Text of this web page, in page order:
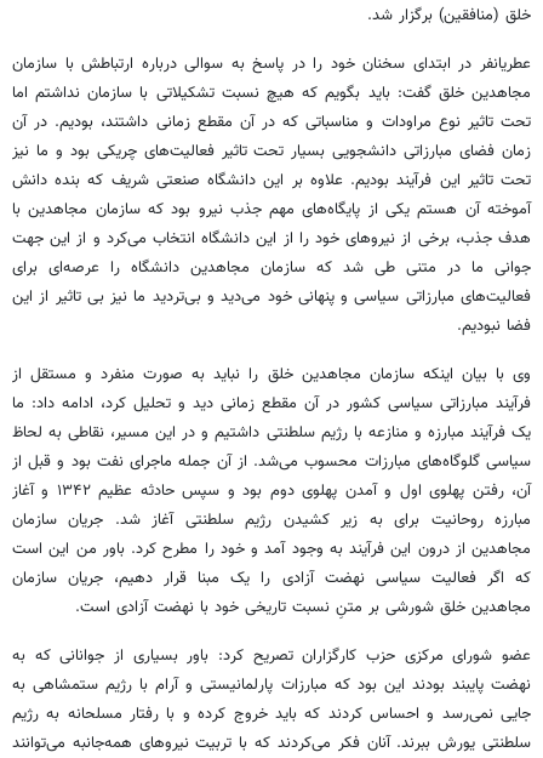
خلق (منافقین) برگزار شد.
عطریانفر در ابتدای سخنان خود را در پاسخ به سوالی درباره ارتباطش با سازمان
مجاهدین خلق گفت: باید بگویم که هیچ نسبت تشکیلاتی با سازمان نداشتم اما
تحت تاثیر نوع مراودات و مناسباتی که در آن مقطع زمانی داشتند، بودیم. در آن
زمان فضای مبارزاتی دانشجویی بسیار تحت تاثیر فعالیت‌های چریکی بود و ما نیز
تحت تاثیر این فرآیند بودیم. علاوه بر این دانشگاه صنعتی شریف که بنده دانش
آموخته آن هستم یکی از پایگاه‌های مهم جذب نیرو بود که سازمان مجاهدین با
هدف جذب، برخی از نیروهای خود را از این دانشگاه انتخاب می‌کرد و از این جهت
جوانی ما در متنی طی شد که سازمان مجاهدین دانشگاه را عرصه‌ای برای
فعالیت‌های مبارزاتی سیاسی و پنهانی خود می‌دید و بی‌تردید ما نیز بی تاثیر از این
فضا نبودیم.
وی با بیان اینکه سازمان مجاهدین خلق را نباید به صورت منفرد و مستقل از
فرآیند مبارزاتی سیاسی کشور در آن مقطع زمانی دید و تحلیل کرد، ادامه داد: ما
یک فرآیند مبارزه و منازعه با رژیم سلطنتی داشتیم و در این مسیر، نقاطی به لحاظ
سیاسی گلوگاه‌های مبارزات محسوب می‌شد. از آن جمله ماجرای نفت بود و قبل از
آن، رفتن پهلوی اول و آمدن پهلوی دوم بود و سپس حادثه عظیم ۱۳۴۲ و آغاز
مبارزه روحانیت برای به زیر کشیدن رژیم سلطنتی آغاز شد. جریان سازمان
مجاهدین از درون این فرآیند به وجود آمد و خود را مطرح کرد. باور من این است
که اگر فعالیت سیاسی نهضت آزادی را یک مبنا قرار دهیم، جریان سازمان
مجاهدین خلق شورشی بر متنِ نسبت تاریخی خود با نهضت آزادی است.
عضو شورای مرکزی حزب کارگزاران تصریح کرد: باور بسیاری از جوانانی که به
نهضت پایبند بودند این بود که مبارزات پارلمانیستی و آرام با رژیم ستمشاهی به
جایی نمی‌رسد و احساس کردند که باید خروج کرده و با رفتار مسلحانه به رژیم
سلطنتی یورش ببرند. آنان فکر می‌کردند که با تربیت نیروهای همه‌جانبه می‌توانند